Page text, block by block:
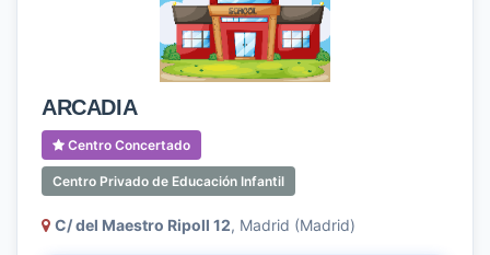
ARCADIA
Centro Concertado
Centro Privado de Educación Infantil
C/ del Maestro Ripoll 12, Madrid (Madrid)